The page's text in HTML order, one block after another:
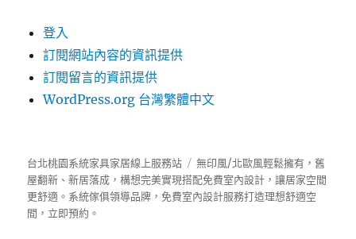
登入
訂閱網站內容的資訊提供
訂閱留言的資訊提供
WordPress.org 台灣繁體中文
台北桃園系統家具家居線上服務站
無印風/北歐風輕鬆擁有，舊
屋翻新、新居落成，構想完美實現搭配免費室內設計，讓居家空間
更舒適。 系統傢俱領導品牌，免費室內設計服務打造理想舒適空
間，立即預約。